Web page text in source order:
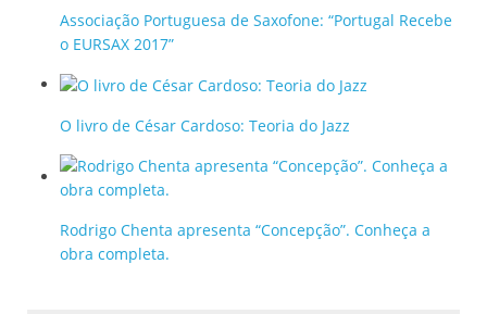
Associação Portuguesa de Saxofone: “Portugal Recebe
o EURSAX 2017”
O livro de César Cardoso: Teoria do Jazz
Rodrigo Chenta apresenta “Concepção”. Conheça a
obra completa.